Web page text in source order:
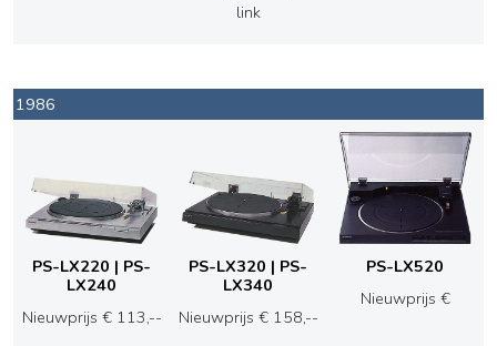
link
1986
PS-LX220 | PS-
LX240
Nieuwprijs € 113,--
PS-LX320 | PS-
LX340
Nieuwprijs € 158,--
PS-LX520
Nieuwprijs €